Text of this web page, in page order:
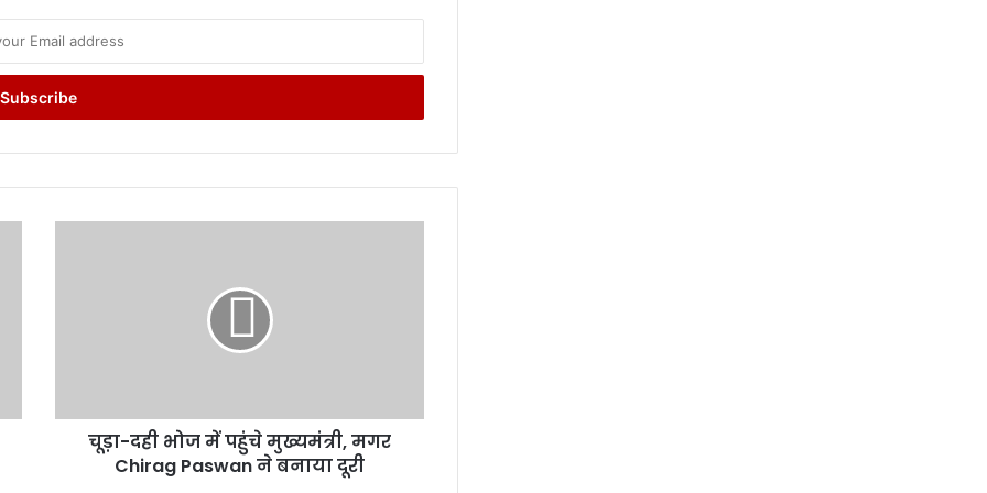
प
चूड़ा-दही भोज में पहुंचे मुख्यमंत्री, मगर
Chirag Paswan ने बनाया दूरी